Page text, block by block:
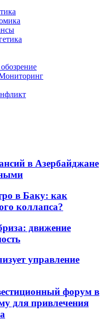
в Азербайджане
в Баку: как
коллапса?
движение
управление
форум в
для привлечения